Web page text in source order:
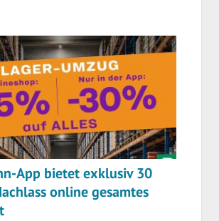
App bietet exklusiv 30
online gesamtes